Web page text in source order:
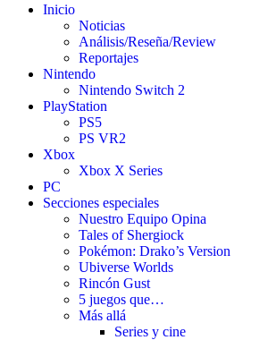
Inicio
Noticias
Análisis/Reseña/Review
Reportajes
Nintendo
Nintendo Switch 2
PlayStation
PS5
PS VR2
Xbox
Xbox X Series
PC
Secciones especiales
Nuestro Equipo Opina
Tales of Shergiock
Pokémon: Drako’s Version
Ubiverse Worlds
Rincón Gust
5 juegos que…
Más allá
Series y cine